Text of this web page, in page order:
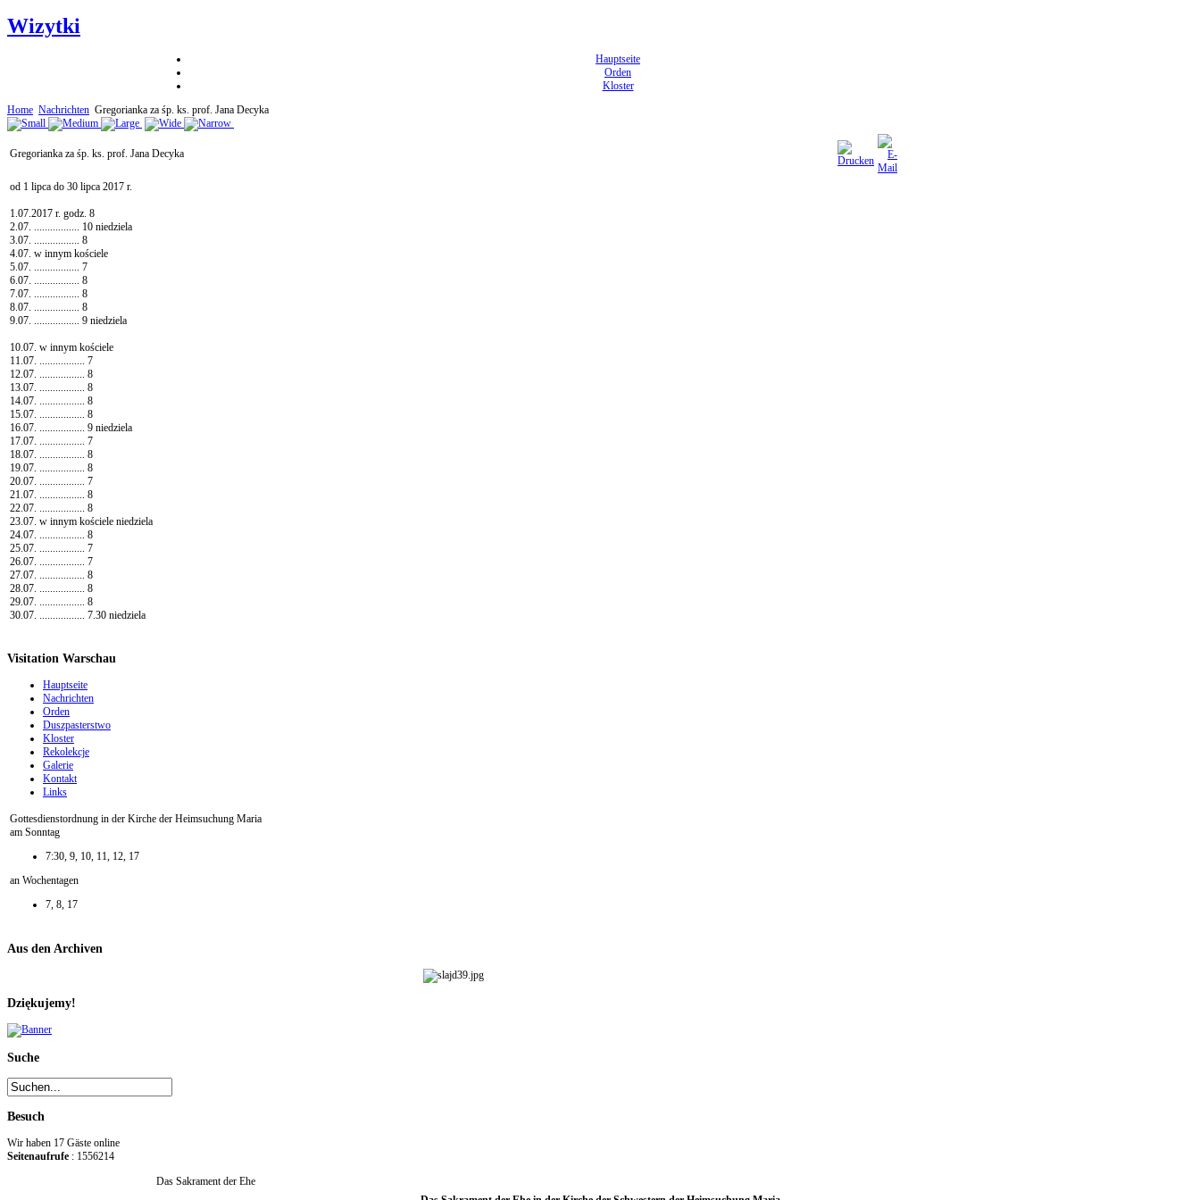
Wizytki
Hauptseite
Orden
Kloster
Home Nachrichten Gregorianka za śp. ks. prof. Jana Decyka
Gregorianka za śp. ks. prof. Jana Decyka
od 1 lipca do 30 lipca 2017 r.
1.07.2017 r. godz. 8
2.07. ................. 10 niedziela
3.07. ................. 8
4.07. w innym kościele
5.07. ................. 7
6.07. ................. 8
7.07. ................. 8
8.07. ................. 8
9.07. ................. 9 niedziela
10.07. w innym kościele
11.07. ................. 7
12.07. ................. 8
13.07. ................. 8
14.07. ................. 8
15.07. ................. 8
16.07. ................. 9 niedziela
17.07. ................. 7
18.07. ................. 8
19.07. ................. 8
20.07. ................. 7
21.07. ................. 8
22.07. ................. 8
23.07. w innym kościele niedziela
24.07. ................. 8
25.07. ................. 7
26.07. ................. 7
27.07. ................. 8
28.07. ................. 8
29.07. ................. 8
30.07. ................. 7.30 niedziela
Visitation Warschau
Hauptseite
Nachrichten
Orden
Duszpasterstwo
Kloster
Rekolekcje
Galerie
Kontakt
Links
Gottesdienstordnung in der Kirche der Heimsuchung Maria
am Sonntag
7:30, 9, 10, 11, 12, 17
an Wochentagen
7, 8, 17
Aus den Archiven
Dziękujemy!
Suche
Besuch
Wir haben 17 Gäste online
Seitenaufrufe : 1556214
Das Sakrament der Ehe